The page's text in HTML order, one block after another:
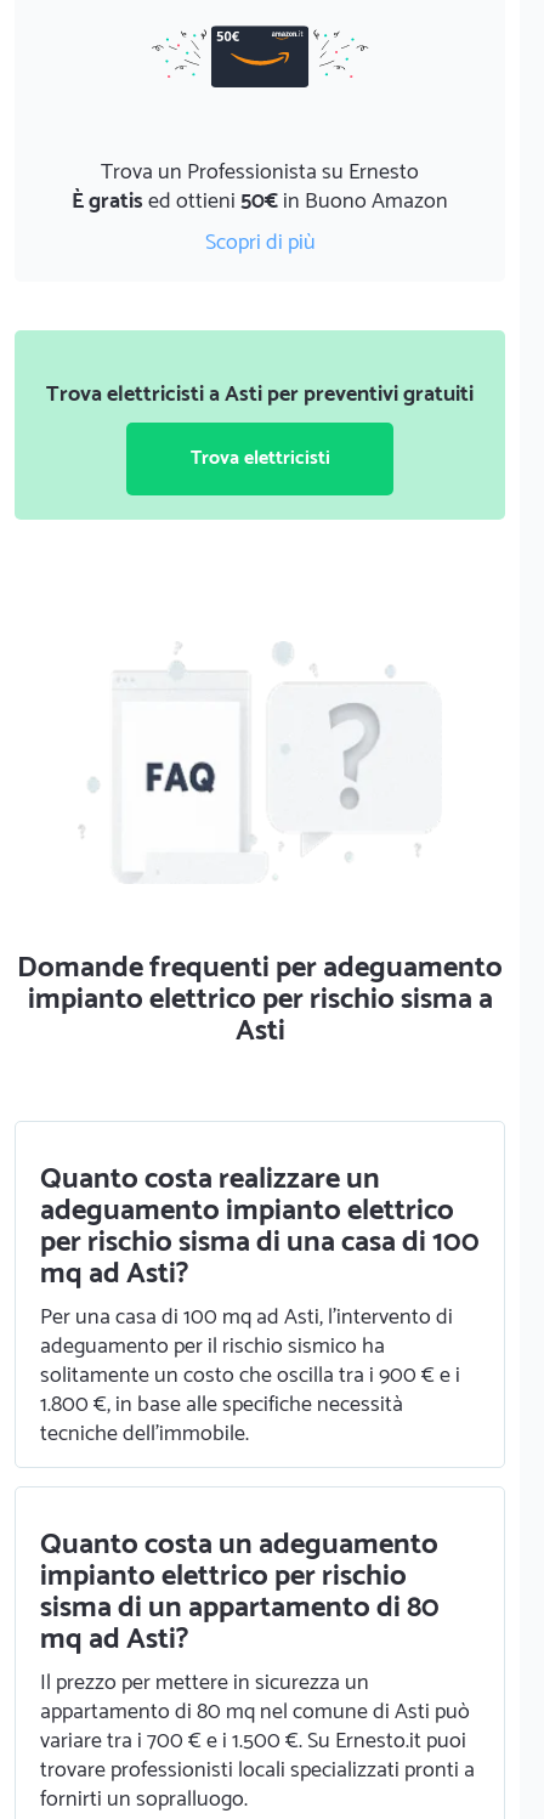
Trova un Professionista su Ernesto
È gratised ottieni50€in Buono Amazon
Scopri di più
Trova elettricisti a Asti per preventivi gratuiti
Trova elettricisti
Domande frequenti per adeguamento
impianto elettrico per rischio sisma a
Asti
Quanto costa realizzare un
adeguamento impianto elettrico
per rischio sisma di una casa di 100
mq ad Asti?
Per una casa di 100 mq ad Asti, l'intervento di
adeguamento per il rischio sismico ha
solitamente un costo che oscilla tra i 900 € e i
1.800 €, in base alle specifiche necessità
tecniche dell'immobile.
Quanto costa un adeguamento
impianto elettrico per rischio
sisma di un appartamento di 80
mq ad Asti?
Il prezzo per mettere in sicurezza un
appartamento di 80 mq nel comune di Asti può
variare tra i 700 € e i 1.500 €. Su Ernesto.it puoi
trovare professionisti locali specializzati pronti a
fornirti un sopralluogo.